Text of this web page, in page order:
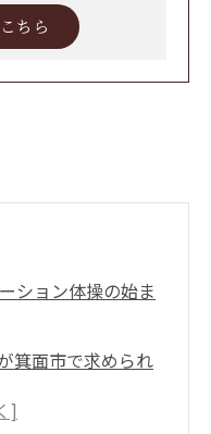
ちら
ション体操の始ま
箕面市で求められ